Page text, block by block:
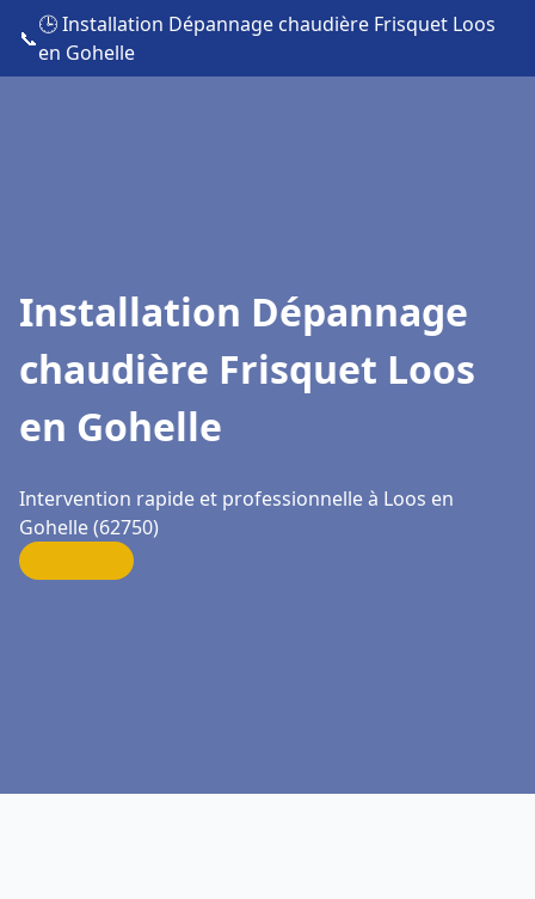
📞
🕒 Installation Dépannage chaudière Frisquet Loos
en Gohelle
Installation Dépannage
chaudière Frisquet Loos
en Gohelle
Intervention rapide et professionnelle à Loos en
Gohelle (62750)